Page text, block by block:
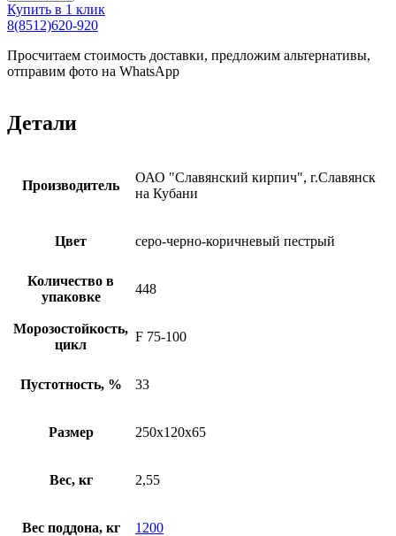
Купить в 1 клик
8(8512)620-920
Просчитаем стоимость доставки, предложим альтернативы,
отправим фото на WhatsApp
Детали
Производитель
ОАО "Славянский кирпич", г.Славянск
на Кубани
Цвет серо-черно-коричневый пестрый
Количество в
упаковке
448
Морозостойкость,
цикл
F 75-100
Пустотность, % 33
Размер 250х120х65
Вес, кг 2,55
Вес поддона, кг 1200